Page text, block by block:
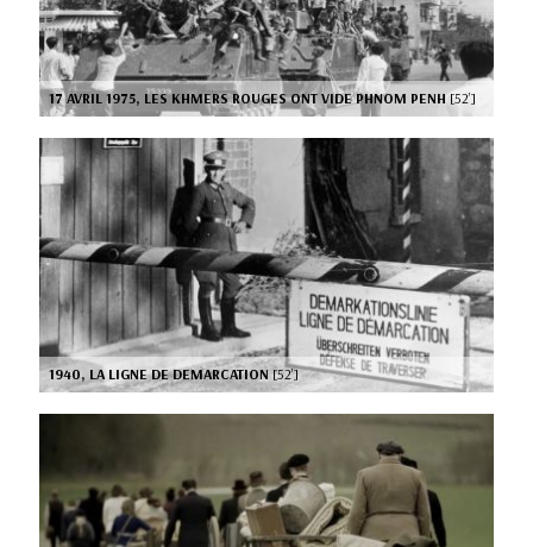
17 AVRIL 1975, LES KHMERS ROUGES ONT VIDE PHNOM PENH [52’]
1940, LA LIGNE DE DEMARCATION[52’]